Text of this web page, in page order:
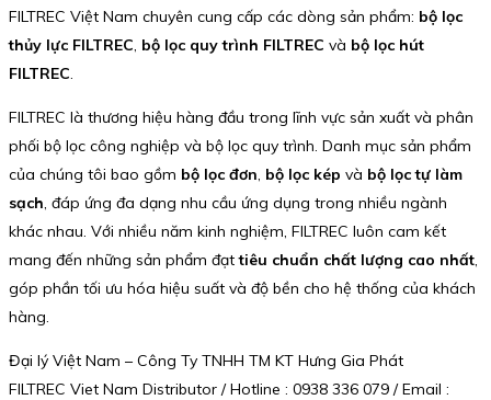
FILTREC Việt Nam chuyên cung cấp các dòng sản phẩm: bộ lọc
thủy lực FILTREC bộ lọc quy trình FILTREC và bộ lọc hút
FILTREC
FILTREC là thương hiệu hàng đầu trong lĩnh vực sản xuất và phân
phối bộ lọc công nghiệp và bộ lọc quy trình. Danh mục sản phẩm
của chúng tôi bao gồm bộ lọc đơn bộ lọc kép và bộ lọc tự làm
sạch , đáp ứng đa dạng nhu cầu ứng dụng trong nhiều ngành
khác nhau. Với nhiều năm kinh nghiệm, FILTREC luôn cam kết
mang đến những sản phẩm đạttiêu chuẩn chất lượng cao nhất
góp phần tối ưu hóa hiệu suất và độ bền cho hệ thống của khách
hàng.
Đại lý Việt Nam – Công Ty TNHH TM KT Hưng Gia Phát
FILTREC Viet Nam Distributor / Hotline : 0938 336 079 / Email :